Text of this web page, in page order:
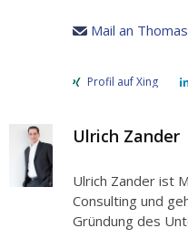
Mail an
Profil auf Xing
Ulrich Zander
Ulrich Zander ist
Consulting und
Gründung des